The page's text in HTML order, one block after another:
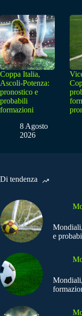
Coppa Italia,
Ascoli-Potenza:
pronostico e
probabili
formazioni
8 Agosto
2026
Di tendenza
e